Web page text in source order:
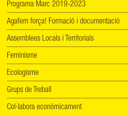
Programa Marc 2019-2023
Agafem força! Formació i documentació
Assemblees Locals i Territorials
Feminisme
Ecologisme
Grups de Treball
Col·labora econòmicament